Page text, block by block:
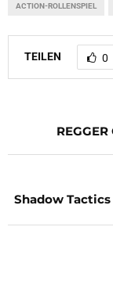
ACTION-ROLLENSPIEL
TEILEN 0
Shadow